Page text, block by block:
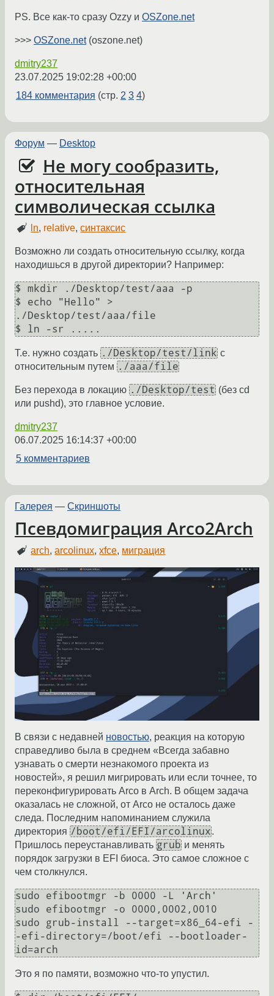
PS. Все как-то сразу Ozzy и OSZone.net
>>> OSZone.net(oszone.net)
dmitry237
23.07.2025 19:02:28 +00:00
184 комментария (стр. 2 3 4)
Форум — Desktop
Не могу сообразить,
относительная
символическая ссылка
ln, relative,синтаксис
Возможно ли создать относительную ссылку, когда
находишься в другой директории? Например:
$ mkdir ./Desktop/test/aaa -p
$ echo "Hello" >
./Desktop/test/aaa/file
T.е. нужно создать ./Desktop/test/link с
относительным путем ./aaa/file
Без перехода в локацию ./Desktop/test (без cd
или pushd), это главное условие.
dmitry237
06.07.2025 16:14:37 +00:00
5 комментариев
Галерея — Скриншоты
Псевдомиграция Arco2Arch
arch,arcolinux,xfce, миграция
В связи с недавней новостью, реакция на которую
справедливо была в среднем «Всегда забавно
узнавать о смерти незнакомого проекта из
новостей», я решил мигрировать или если точнее, то
переконфигурировать Arco в Arch. В общем задача
оказалась не сложной, от Arco не осталось даже
следа. Последним напоминанием служила
директория /boot/efi/EFI/arcolinux.
Пришлось переустанавливать grub и менять
порядок загрузки в EFI биоса. Это самое сложное с
чем столкнулся.
sudo efibootmgr -b 0000 -L 'Arch'
sudo efibootmgr -o 0000,0002,0010
sudo grub-install --target=x86_64-efi -
-efi-directory=/boot/efi --bootloader-
Это я по памяти, возможно что-то упустил.